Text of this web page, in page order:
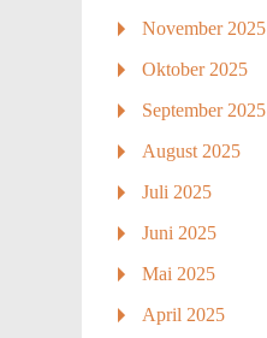
November 2025
Oktober 2025
September 2025
August 2025
Juli 2025
Juni 2025
Mai 2025
April 2025